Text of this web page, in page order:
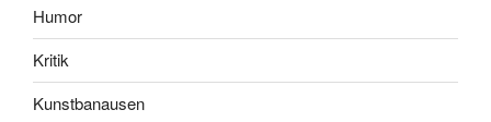
Humor
Kritik
Kunstbanausen